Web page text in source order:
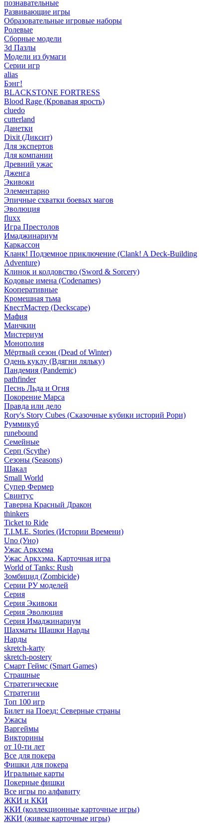
познавательные
Развивающие игры
Образовательные игровые наборы
Ролевые
Сборные модели
3d Пазлы
Модели из бумаги
Серии игр
alias
Бэнг!
BLACKSTONE FORTRESS
Blood Rage (Кровавая ярость)
cluedo
cutterland
Данетки
Dixit (Диксит)
Для экспертов
Для компании
Древний ужас
Дженга
Экивоки
Элементарно
Эпичные схватки боевых магов
Эволюция
fluxx
Игра Престолов
Имаджинариум
Каркассон
Кланк! Подземное приключение (Clank! A Deck-Building
Adventure)
Клинок и колдовство (Sword & Sorcery)
Кодовые имена (Codenames)
Кооперативные
Кромешная тьма
КвестМастер (Deckscape)
Мафия
Манчкин
Мистериум
Монополия
Мёртвый сезон (Dead of Winter)
Одень куклу (Вдягни ляльку)
Пандемия (Pandemic)
pathfinder
Песнь Льда и Огня
Покорение Марса
Правда или дело
Rory's Story Cubes (Сказочные кубики историй Рори)
Руммикуб
runebound
Семейные
Серп (Scythe)
Сезоны (Seasons)
Шакал
Small World
Супер Фермер
Свинтус
Таверна Красный Дракон
thinkers
Ticket to Ride
T.I.M.E. Stories (Истории Времени)
Uno (Уно)
Ужас Аркхема
Ужас Аркхэма. Карточная игра
World of Tanks: Rush
Зомбицид (Zombicide)
Серии РУ моделей
Серия
Серия Экивоки
Серия Эволюция
Серия Имаджинариум
Шахматы Шашки Нарды
Нарды
skretch-karty
skretch-postery
Смарт Геймс (Smart Games)
Страшные
Стратегические
Стратегии
Топ 100 игр
Билет на Поезд: Северные страны
Ужасы
Варгеймы
Викторины
от 10-ти лет
Все для покера
Фишки для покера
Игральные карты
Покерные фишки
Все игры по алфавиту
ЖКИ и ККИ
ККИ (коллекционные карточные игры)
ЖКИ (живые карточные игры)